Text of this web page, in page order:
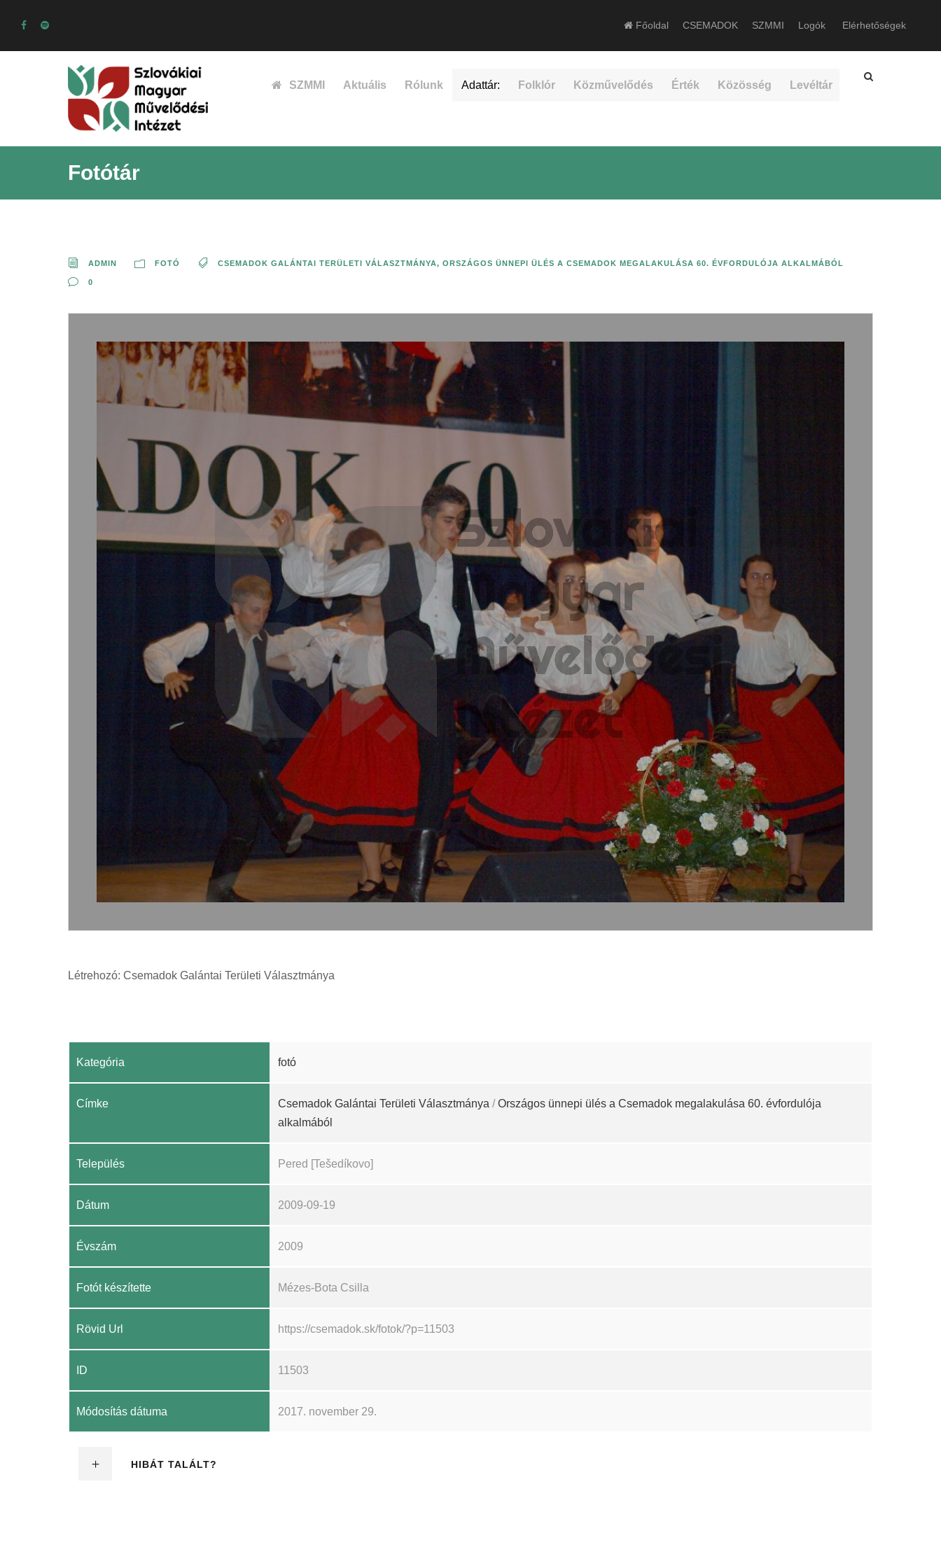
Főoldal CSEMADOK SZMMI Logók Elérhetőségek
SZMMI Aktuális Rólunk Adattár: Folklór Közművelődés Érték Közösség Levéltár
Fotótár
ADMIN FOTÓ CSEMADOK GALÁNTAI TERÜLETI VÁLASZTMÁNYA, ORSZÁGOS ÜNNEPI ÜLÉS A CSEMADOK MEGALAKULÁSA 60. ÉVFORDULÓJA ALKALMÁBÓL
0
Létrehozó: Csemadok Galántai Területi Választmánya
Kategória fotó
Címke Csemadok Galántai Területi Választmánya /Országos ünnepi ülés a Csemadok megalakulása 60. évfordulója
alkalmából
Település Pered [Tešedíkovo]
Dátum 2009-09-19
Évszám 2009
Fotót készítette Mézes-Bota Csilla
Rövid Url https://csemadok.sk/fotok/?p=11503
ID 11503
Módosítás dátuma 2017. november 29.
HIBÁT TALÁLT?